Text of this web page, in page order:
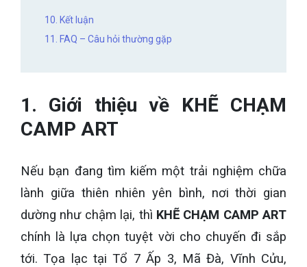
10. Kết luận
11. FAQ – Câu hỏi thường gặp
1. Giới thiệu về KHẼ CHẠM
CAMP ART
Nếu bạn đang tìm kiếm một trải nghiệm chữa
lành giữa thiên nhiên yên bình, nơi thời gian
dường như chậm lại, thì KHẼ CHẠM CAMP ART
chính là lựa chọn tuyệt vời cho chuyến đi sắp
tới. Tọa lạc tại Tổ 7 Ấp 3, Mã Đà, Vĩnh Cửu,